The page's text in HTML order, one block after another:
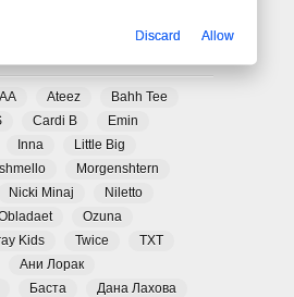
Ateez
Bahh Tee
Cardi B
Emin
Inna
Little Big
Morgenshtern
Nicki Minaj
Niletto
Ozuna
Kids Twice
TXT
Ани Лорак
Баста
Дана Лахова
Discard Allow